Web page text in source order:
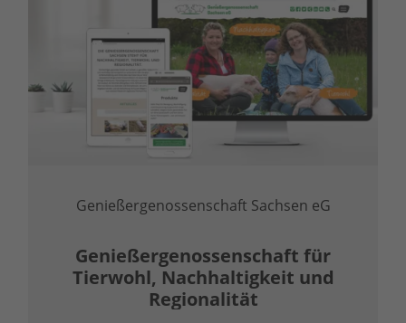
Genießergenossenschaft Sachsen eG
Genießergenossenschaft für
Tierwohl, Nachhaltigkeit und
Regionalität